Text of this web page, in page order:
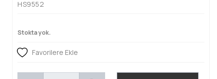
HS9552
Stokta yok.
Favorilere Ekle